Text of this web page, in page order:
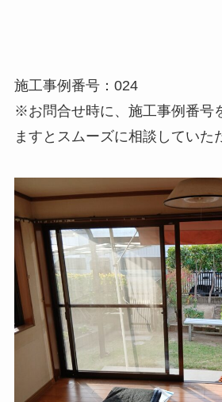
施工事例番号：024
※お問合せ時に、施工事例番号
ますとスムーズに相談していた